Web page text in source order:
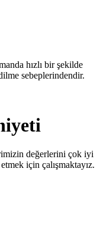
hızlı bir şekilde
sebeplerindendir.
değerlerini çok iyi
için çalışmaktayız.